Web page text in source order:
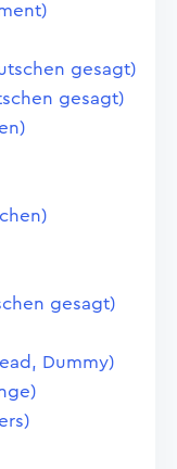
gesagt)
gesagt)
gesagt)
Dummy)